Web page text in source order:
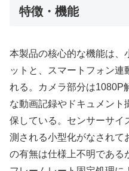
特徴・機能
本製品の核心的な機能は、
ットと、スマートフォン連
れる。カメラ部分は1080P
な動画記録やドキュメント
保している。センサーサイ
測される小型化がなされて
の有無は仕様上不明である